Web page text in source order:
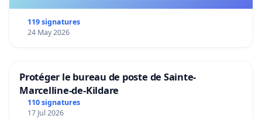
119 signatures
24 May 2026
Protéger le bureau de poste de Sainte-
Marcelline-de-Kildare
110 signatures
17 Jul 2026